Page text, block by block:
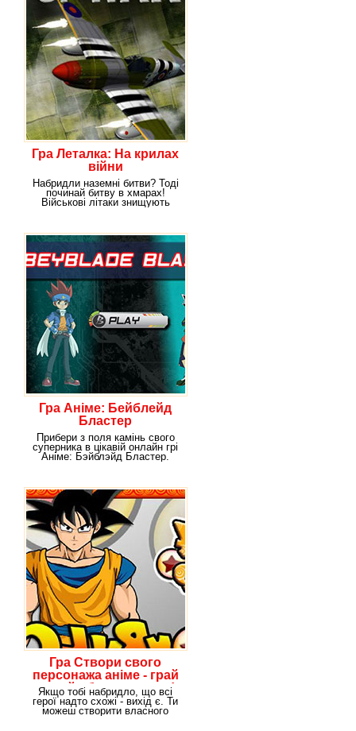
Гра Леталка: На крилах
війни
Набридли наземні битви? Тоді
починай битву в хмарах!
Військові літаки знищують
Гра Аніме: Бейблейд
Бластер
Прибери з поля камінь свого
суперника в цікавій онлайн грі
Аніме: Бэйблэйд Бластер.
Гра Створи свого
персонажа аніме - грай
онлайн безкоштовно!
Якщо тобі набридло, що всі
герої надто схожі - вихід є. Ти
можеш створити власного